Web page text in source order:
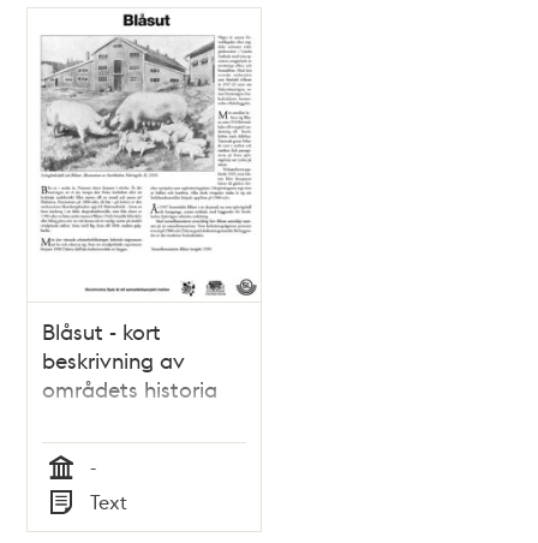
och
teman
Blåsut - kort
beskrivning av
områdets historia
Tid
-
Typ
Text